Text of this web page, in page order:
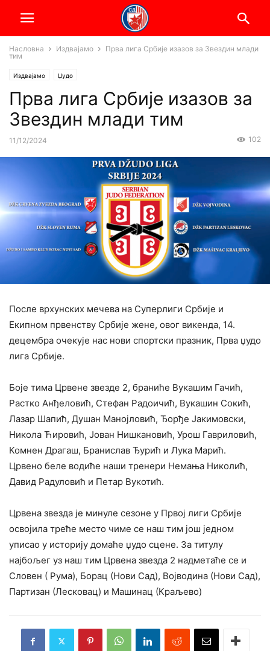
Насловна Издвајамо
Прва лига Србије изазов за Звездин млади
тим
Издвајамо Џудо
Прва лига Србије изазов за
Звездин млади тим
11/12/2024 102
После врхунских мечева на Суперлиги Србије и
Екипном првенству Србије жене, овог викенда, 14.
децембра очекује нас нови спортски празник, Прва џудо
лига Србије.
Боје тима Црвене звезде 2, браниће Вукашим Гачић,
Растко Анђеловић, Стефан Радоичић, Вукашин Сокић,
Лазар Шапић, Душан Манојловић, Ђорђе Јакимовски,
Никола Ћировић, Јован Нишкановић, Урош Гавриловић,
Комнен Драгаш, Бранислав Ђурић и Лука Марић.
Црвено беле водиће наши тренери Немања Николић,
Давид Радуловић и Петар Вукотић.
Црвена звезда је минуле сезоне у Првој лиги Србије
освојила треће место чиме се наш тим још једном
уписао у историју домаће џудо сцене. За титулу
најбољег уз наш тим Црвена звезда 2 надметаће се и
Словен ( Рума), Борац (Нови Сад), Војводина (Нови Сад),
Партизан (Лесковац) и Машинац (Краљево)